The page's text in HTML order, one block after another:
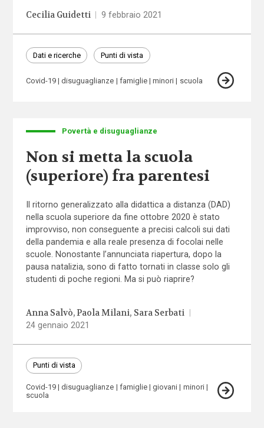
Cecilia Guidetti 9 febbraio 2021
Dati e ricerche Punti di vista
Covid-19 disuguaglianze famiglie minori scuola
Povertà e disuguaglianze
Non si metta la scuola
(superiore) fra parentesi
Il ritorno generalizzato alla didattica a distanza (DAD)
nella scuola superiore da fine ottobre 2020 è stato
improvviso, non conseguente a precisi calcoli sui dati
della pandemia e alla reale presenza di focolai nelle
scuole. Nonostante l’annunciata riapertura, dopo la
pausa natalizia, sono di fatto tornati in classe solo gli
studenti di poche regioni. Ma si può riaprire?
Anna Salvò Paola Milani Sara Serbati |
24 gennaio 2021
Punti di vista
Covid-19 disuguaglianze famiglie giovani
minori
scuola